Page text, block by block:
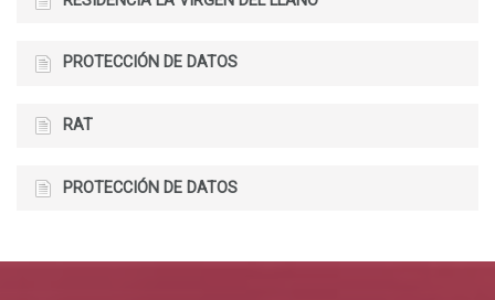
PROTECCIÓN DE DATOS
RAT
PROTECCIÓN DE DATOS